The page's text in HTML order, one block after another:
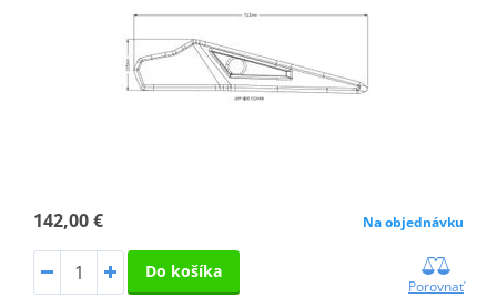
142,00 € Na objednávku
Do košíka
Porovnať